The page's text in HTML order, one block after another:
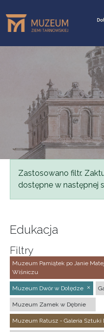
Komunikat
Zastosowano filtr.
dostępne w następnej
Edukacja
Filtry
Muzeum Pamiątek po Janie
Wiśniczu
Muzeum Dwór w Dołędze
Muzeum Zamek w Dębnie
Muzeum Ratusz - Galeria Sztuki